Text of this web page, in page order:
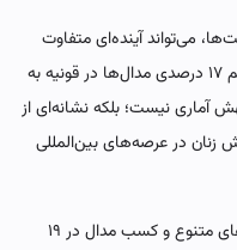
می‌تواند آینده‌ای متفاوت
برای ورزش ایران رقم بزند. وقتی بانوان از سهم ۱۷ درصدی مدال‌ها در قونیه به
آماری نیست؛ بلکه نشانه‌ای از
زنان در عرصه‌های بین‌المللی
از سوی دیگر، حضور گسترده ایران در رشته‌های متنوع و کسب مدال در ۱۹